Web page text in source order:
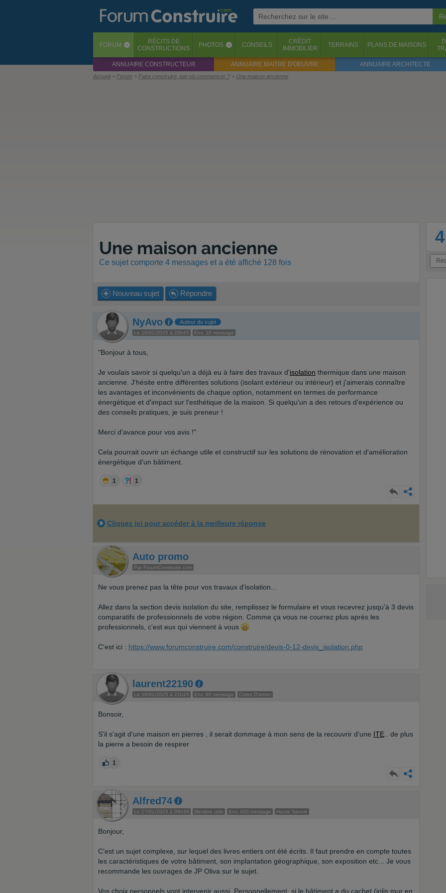
FORUM ‹ RÉCITS DE
CONSTRUCTIONS
PHOTOS ‹ CONSEILS
CRÉDIT
IMMOBILIER
TERRAINS PLANS DE MAISONS
ANNUAIRE CONSTRUCTEUR ANNUAIRE MAITRE D'OEUVRE ANNUAIRE ARCHITECTE
Accueil Forum Faire construire, par où commencer ? Une maison ancienne
Une maison ancienne
Ce sujet comporte 4 messages et a été affiché 128 fois
Nouveau sujet Répondre
NyAvo Auteur du sujet
Le 16/01/2025 à 20h45 Env. 10 message
"Bonjour à tous,
Je voulais savoir si quelqu'un a déjà eu à faire des travaux d'isolation thermique dans une maison
ancienne. J'hésite entre différentes solutions (isolant extérieur ou intérieur) et j'aimerais connaître
les avantages et inconvénients de chaque option, notamment en termes de performance
énergétique et d'impact sur l'esthétique de la maison. Si quelqu'un a des retours d'expérience ou
des conseils pratiques, je suis preneur !
Merci d'avance pour vos avis !"
Cela pourrait ouvrir un échange utile et constructif sur les solutions de rénovation et d'amélioration
énergétique d'un bâtiment.
1 1
Cliquez ici pour accéder à la meilleure réponse
Auto promo
Par ForumConstruire.com
Ne vous prenez pas la tête pour vos travaux d'isolation...
Allez dans la section devis isolation du site, remplissez le formulaire et vous recevrez jusqu'à 3 devis
comparatifs de professionnels de votre région. Comme ça vous ne courrez plus après les
professionnels, c'est eux qui viennent à vous
C'est ici : https://www.forumconstruire.com/construire/devis-0-12-devis_isolation.php
laurent22190
Le 16/01/2025 à 21h29 Env. 60 message Cotes D'armor
Bonsoir,
S'il s'agit d'une maison en pierres , il serait dommage à mon sens de la recouvrir d'une ITE .. de plus
la pierre a besoin de respirer
1
Alfred74
Le 17/01/2025 à 09h39 Membre utile Env. 400 message Haute Savoie
Bonjour,
C'est un sujet complexe, sur lequel des livres entiers ont été écrits. Il faut prendre en compte toutes
les caractéristiques de votre bâtiment, son implantation géographique, son exposition etc... Je vous
recommande les ouvrages de JP Oliva sur le sujet.
Vos choix personnels vont intervenir aussi. Personnellement, si le bâtiment a du cachet (jolis mur en
4